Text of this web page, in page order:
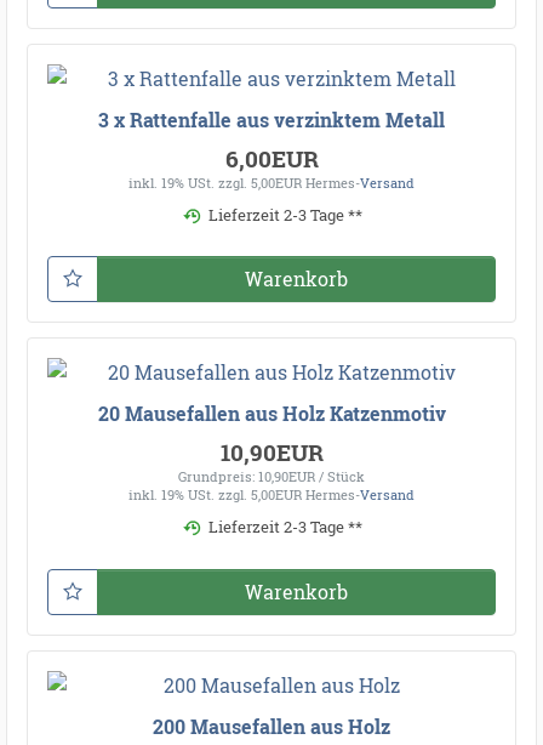
3 x Rattenfalle aus verzinktem Metall
6,00EUR
inkl. 19% USt. zzgl. 5,00EUR Hermes-Versand
Lieferzeit 2-3 Tage **
Warenkorb
20 Mausefallen aus Holz Katzenmotiv
10,90EUR
Grundpreis: 10,90EUR / Stück
inkl. 19% USt. zzgl. 5,00EUR Hermes-Versand
Lieferzeit 2-3 Tage **
Warenkorb
200 Mausefallen aus Holz